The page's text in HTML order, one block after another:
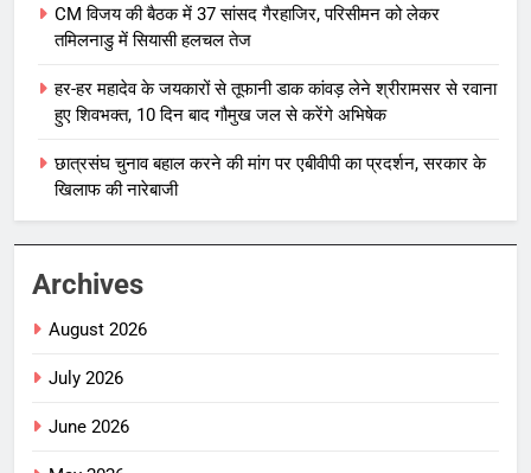
CM विजय की बैठक में 37 सांसद गैरहाजिर, परिसीमन को लेकर
तमिलनाडु में सियासी हलचल तेज
हर-हर महादेव के जयकारों से तूफानी डाक कांवड़ लेने श्रीरामसर से रवाना
हुए शिवभक्त, 10 दिन बाद गौमुख जल से करेंगे अभिषेक
छात्रसंघ चुनाव बहाल करने की मांग पर एबीवीपी का प्रदर्शन, सरकार के
खिलाफ की नारेबाजी
Archives
August 2026
July 2026
June 2026